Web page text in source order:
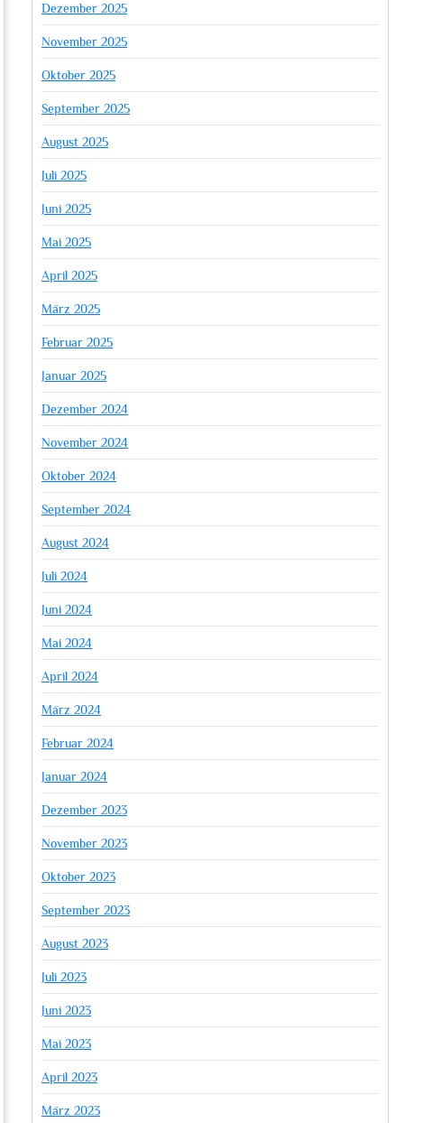
Dezember 2025
November 2025
Oktober 2025
September 2025
August 2025
Juli 2025
Juni 2025
Mai 2025
April 2025
März 2025
Februar 2025
Januar 2025
Dezember 2024
November 2024
Oktober 2024
September 2024
August 2024
Juli 2024
Juni 2024
Mai 2024
April 2024
März 2024
Februar 2024
Januar 2024
Dezember 2023
November 2023
Oktober 2023
September 2023
August 2023
Juli 2023
Juni 2023
Mai 2023
April 2023
März 2023